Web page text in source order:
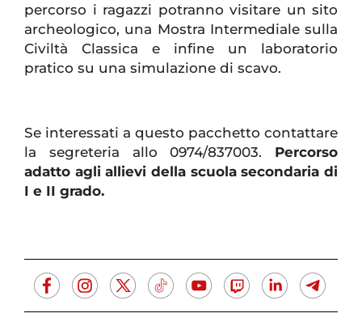
percorso i ragazzi potranno visitare un sito
archeologico, una Mostra Intermediale sulla
Civiltà Classica e infine un laboratorio
pratico su una simulazione di scavo.
Se interessati a questo pacchetto contattare
la segreteria allo 0974/837003. Percorso
adatto agli allievi della scuola secondaria di
I e II grado.